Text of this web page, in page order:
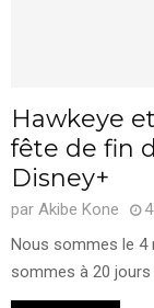
Hawkeye
fête de fin
Disney+
par Akibe Kone
Nous sommes le 4
sommes à 20 jours